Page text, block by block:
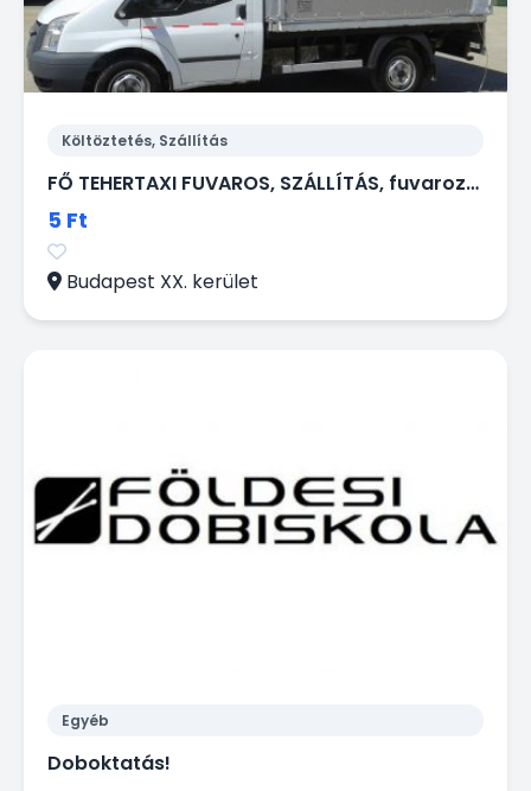
Költöztetés, Szállítás
FŐ TEHERTAXI FUVAROS, SZÁLLÍTÁS, fuvarozás, költöztetés, bútorszállítás kisteherautóval
5 Ft
Budapest XX. kerület
Egyéb
Doboktatás!